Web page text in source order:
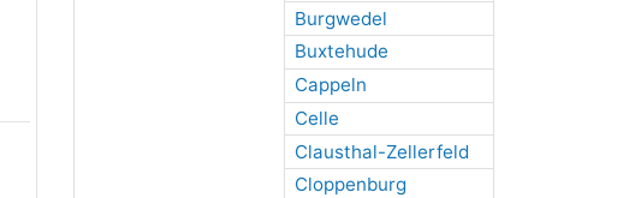
Burgwedel
Buxtehude
Cappeln
Celle
Clausthal-Zellerfeld
Cloppenburg